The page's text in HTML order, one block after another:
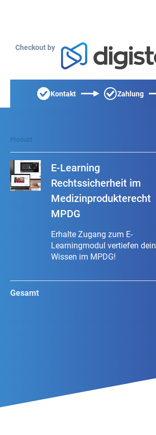
Checkout by
Kontakt Zahlung
Produkt
E-Learning
Rechtssicherheit im
Medizinprodukterecht
MPDG
Erhalte Zugang zum E-
Learningmodul vertiefen dein
Wissen im MPDG!
Gesamt